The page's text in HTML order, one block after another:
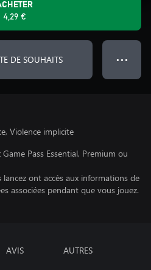
4,29 €
DE SOUHAITS ● ● ●
Violence implicite
Pass Essential, Premium ou
ont accès aux informations de
associées pendant que vous jouez.
AVIS AUTRES